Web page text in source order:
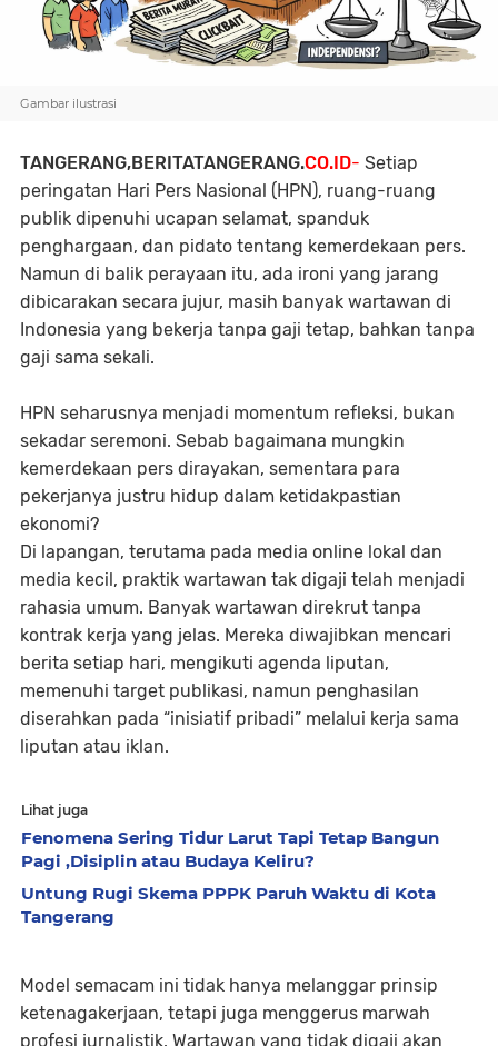
Gambar ilustrasi
TANGERANG,BERITATANGERANG.CO.ID- Setiap
peringatan Hari Pers Nasional (HPN), ruang-ruang
publik dipenuhi ucapan selamat, spanduk
penghargaan, dan pidato tentang kemerdekaan pers.
Namun di balik perayaan itu, ada ironi yang jarang
dibicarakan secara jujur, masih banyak wartawan di
Indonesia yang bekerja tanpa gaji tetap, bahkan tanpa
gaji sama sekali.
HPN seharusnya menjadi momentum refleksi, bukan
sekadar seremoni. Sebab bagaimana mungkin
kemerdekaan pers dirayakan, sementara para
pekerjanya justru hidup dalam ketidakpastian
ekonomi?
Di lapangan, terutama pada media online lokal dan
media kecil, praktik wartawan tak digaji telah menjadi
rahasia umum. Banyak wartawan direkrut tanpa
kontrak kerja yang jelas. Mereka diwajibkan mencari
berita setiap hari, mengikuti agenda liputan,
memenuhi target publikasi, namun penghasilan
diserahkan pada “inisiatif pribadi” melalui kerja sama
liputan atau iklan.
Lihat juga
Fenomena Sering Tidur Larut Tapi Tetap Bangun
Pagi ,Disiplin atau Budaya Keliru?
Untung Rugi Skema PPPK Paruh Waktu di Kota
Tangerang
Model semacam ini tidak hanya melanggar prinsip
ketenagakerjaan, tetapi juga menggerus marwah
profesi jurnalistik. Wartawan yang tidak digaji akan